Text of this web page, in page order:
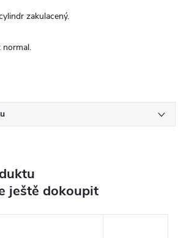
zakulacený.
normal.
ještě dokoupit